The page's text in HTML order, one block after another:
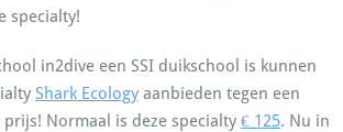
specialty!
in2dive een SSI duikschool is kunnen
Shark Ecology aanbieden tegen een
prijs! Normaal is deze specialty € 125. Nu in